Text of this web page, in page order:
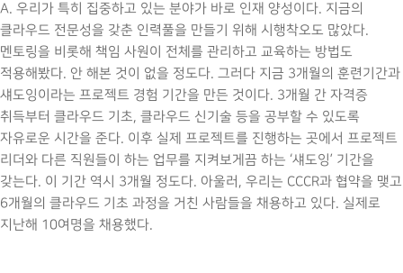
A. 우리가 특히 집중하고 있는 분야가 바로 인재 양성이다. 지금의
클라우드 전문성을 갖춘 인력풀을 만들기 위해 시행착오도 많았다.
멘토링을 비롯해 책임 사원이 전체를 관리하고 교육하는 방법도
적용해봤다. 안 해본 것이 없을 정도다. 그러다 지금 3개월의 훈련기간과
섀도잉이라는 프로젝트 경험 기간을 만든 것이다. 3개월 간 자격증
취득부터 클라우드 기초, 클라우드 신기술 등을 공부할 수 있도록
자유로운 시간을 준다. 이후 실제 프로젝트를 진행하는 곳에서 프로젝트
리더와 다른 직원들이 하는 업무를 지켜보게끔 하는 ‘섀도잉’ 기간을
갖는다. 이 기간 역시 3개월 정도다. 아울러, 우리는 CCCR과 협약을 맺고
6개월의 클라우드 기초 과정을 거친 사람들을 채용하고 있다. 실제로
지난해 10여명을 채용했다.